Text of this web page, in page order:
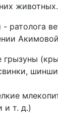
животных.
ратолога
грызуны
и т. д.)